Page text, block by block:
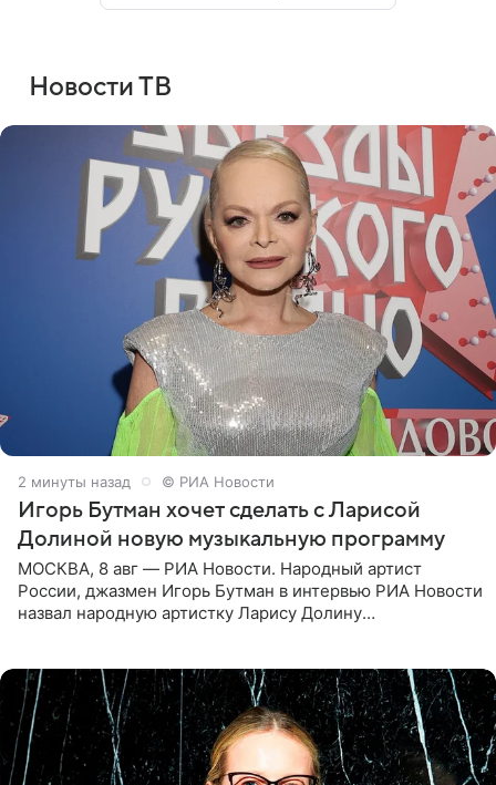
Новости ТВ
2 минуты назад © РИА Новости
Игорь Бутман хочет сделать с Ларисой
Долиной новую музыкальную программу
МОСКВА, 8 авг — РИА Новости. Народный артист
России, джазмен Игорь Бутман в интервью РИА Новости
назвал народную артистку Ларису Долину